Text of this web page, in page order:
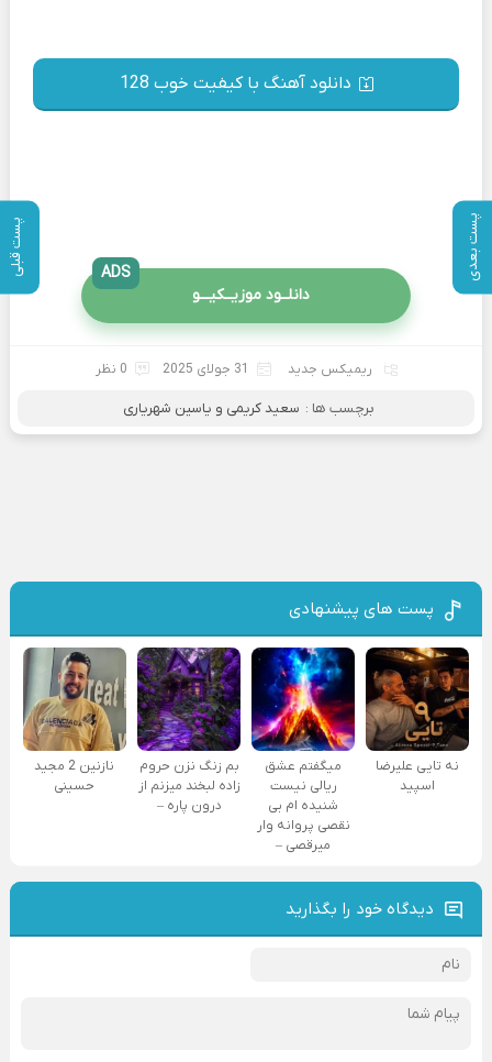
پست بعدی پست قبلی
دانلود آهنگ با کیفیت خوب 128
دانلــود موزیــکیـــو
ADS
ریمیکس جدید 31 جولای 2025 0 نظر
برچسب ها : سعید کریمی و یاسین شهریاری
پست های پیشنهادی
نه تایی علیرضا
اسپید
میگفتم عشق
ریالی نیست
شنیده ام بی
نقصی پروانه وار
میرقصی –
بم زنگ نزن حروم
زاده لبخند میزنم از
درون پاره –
نازنین 2 مجید
حسینی
دیدگاه خود را بگذارید